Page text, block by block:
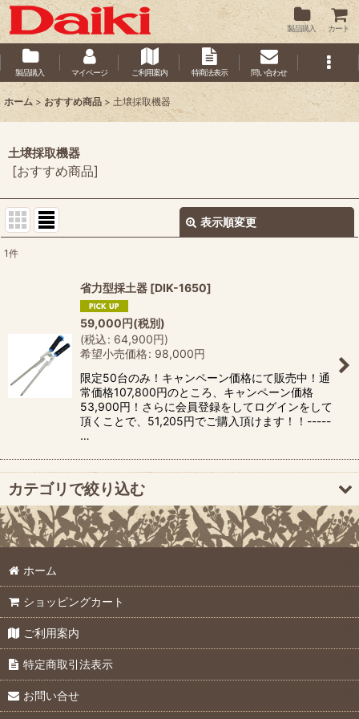
製品購入 カート
製品購入 マイページ ご利用案内 特商法表示 問い合わせ
ホーム > おすすめ商品 > 土壌採取機器
土壌採取機器
[おすすめ商品]
表示順変更
サブカテゴリ
並び順
絞り込む
1件
省力型採土器 [DIK-1650]
59,000円(税別)
(税込: 64,900円)
希望小売価格: 98,000円
限定50台のみ！キャンペーン価格にて販売中！通
常価格107,800円のところ、キャンペーン価格
53,900円！さらに会員登録をしてログインをして
頂くことで、51,205円でご購入頂けます！！-----
…
カテゴリで絞り込む
土壌採取機器 (全商品)
5cm採取
20cm採取
30cm採取（ライナー採土器）
50cm採取
ホーム
ショッピングカート
ご利用案内
特定商取引法表示
お問い合せ